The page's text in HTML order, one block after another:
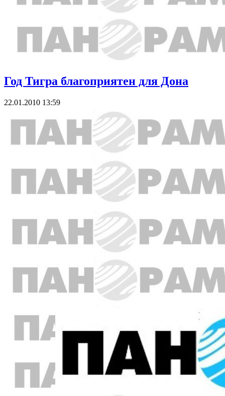
Год Тигра благоприятен для Дона
22.01.2010 13:59